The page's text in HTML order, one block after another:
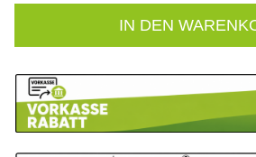
IN DEN